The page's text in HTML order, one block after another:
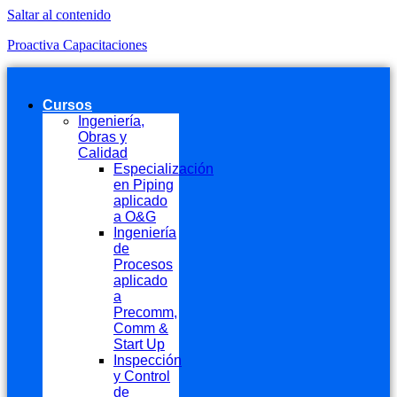
Saltar al contenido
Proactiva Capacitaciones
Cursos
Ingeniería,
Obras y
Calidad
Especialización
en Piping
aplicado
a O&G
Ingeniería
de
Procesos
aplicado
a
Precomm,
Comm &
Start Up
Inspección
y Control
de